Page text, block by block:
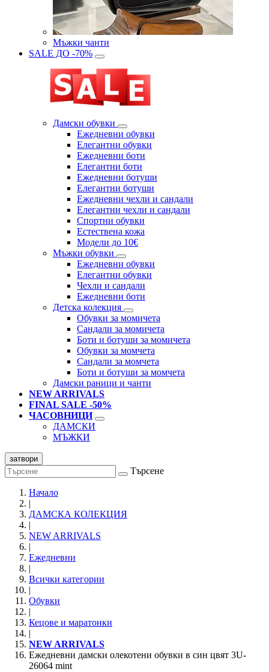
Мъжки чанти
SALE ДО -70%
Дамски обувки
Eжедневни обувки
Eлегантни обувки
Eжедневни боти
Eлегантни боти
Eжедневни ботуши
Eлегантни ботуши
Ежедневни чехли и сандали
Елегантни чехли и сандали
Спортни обувки
Естествена кожа
Модели до 10€
Мъжки обувки
Ежедневни обувки
Елегантни обувки
Чехли и сандали
Ежедневни боти
Детска колекция
Обувки за момичета
Сандали за момичета
Боти и ботуши за момичета
Обувки за момчета
Сандали за момчета
Боти и ботуши за момчета
Дамски раници и чанти
NEW ARRIVALS
FINAL SALE -50%
ЧАСОВНИЦИ
ДАМСКИ
МЪЖКИ
затвори
Търсене
Начало
|
ДАМСКА КОЛЕКЦИЯ
|
NEW ARRIVALS
|
Ежедневни
|
Всички категории
|
Обувки
|
Кецове и маратонки
|
NEW ARRIVALS
Ежедневни дамски олекотени обувки в син цвят 3U-
26064 mint